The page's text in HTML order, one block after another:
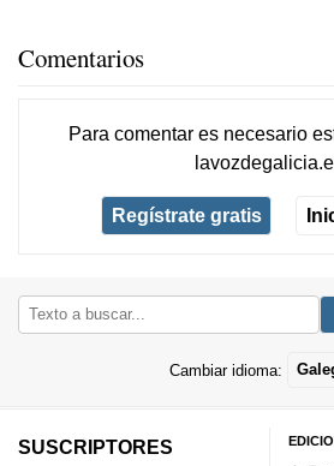
Comentarios
Para comentar es necesario
Regístrate gratis
Cambiar idioma:
SUSCRIPTORES